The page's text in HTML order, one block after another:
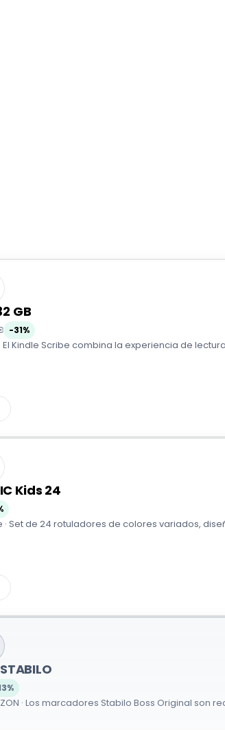
GB
-31%
El Kindle Scribe combina la experiencia de
Kids 24
Set de 24 rotuladores de colores variados,
· Los marcadores Stabilo Boss Original son